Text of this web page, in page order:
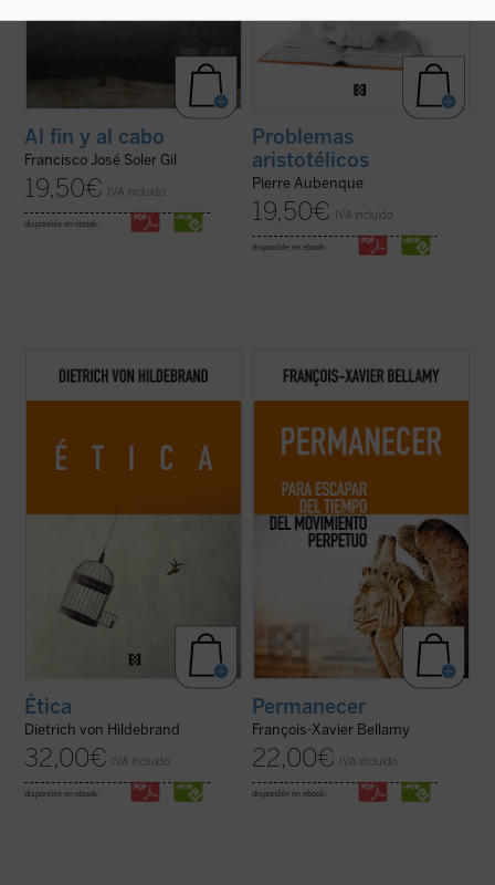
Al fin y al cabo
Francisco José Soler Gil
19,50€ IVA incluido
disponible en ebook:
Problemas
aristotélicos
Pierre Aubenque
19,50€ IVA incluido
disponible en ebook:
Este libro es ya un clásico de la filosofía
moral contemporánea. Grandioso en la
cotidiana, una descripción global de ...
Ética
Dietrich von Hildebrand
32,00€ IVA incluido
disponible en ebook:
Bellamy nos presenta un elogio de la
permanencia exponiendo las
hasta aquí, el autor nos anima a
detenernos, a disfrutar ... (ver ficha)
Permanecer
François-Xavier Bellamy
22,00€ IVA incluido
disponible en ebook: